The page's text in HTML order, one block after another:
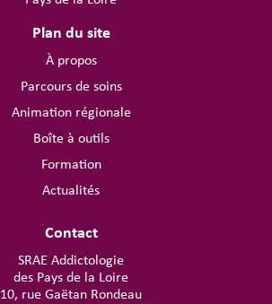
Plan du site
À propos
Parcours de soins
Animation régionale
Boîte à outils
Formation
Actualités
Contact
SRAE Addictologie
des Pays de la Loire
10, rue Gaëtan Rondeau